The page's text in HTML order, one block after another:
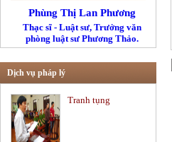
Phùng Thị Lan Phương
Thạc sĩ - Luật sư, Trưởng văn
phòng luật sư Phương Thảo.
Dịch vụ pháp lý
Tranh tụng